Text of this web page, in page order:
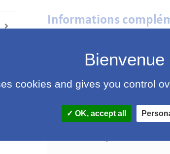
Informations
Largeur
Hauteur
Nombre d'étiquettes en largeur
cookies and gives you control
OK, accept all